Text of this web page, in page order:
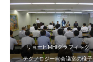
リョービMHIグラフィック
テクノロジー㈱会議室の様子